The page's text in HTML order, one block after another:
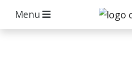
Menu